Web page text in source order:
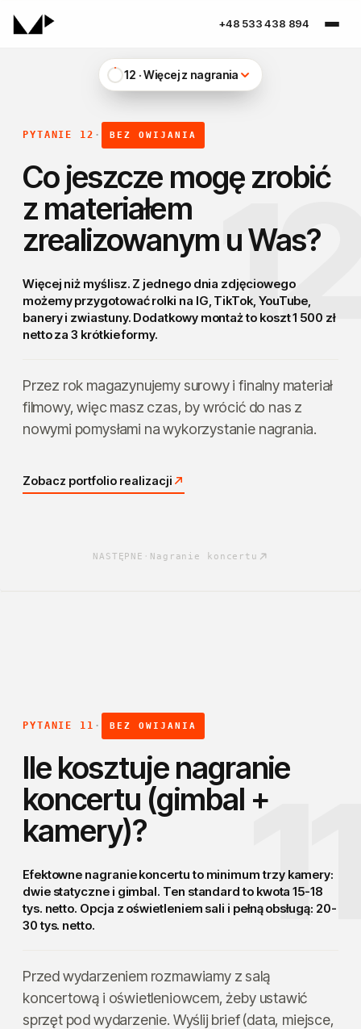
PYTANIE 12 · BEZ OWIJANIA
Co jeszcze mogę zrobić
z materiałem
zrealizowanym u Was?
Więcej niż myślisz. Z jednego dnia zdjęciowego
możemy przygotować rolki na IG, TikTok, YouTube,
banery i zwiastuny. Dodatkowy montaż to koszt 1 500 zł
netto za 3 krótkie formy.
Przez rok magazynujemy surowy i finalny materiał
filmowy, więc masz czas, by wrócić do nas z
nowymi pomysłami na wykorzystanie nagrania.
Zobacz portfolio realizacji
NASTĘPNE · Nagranie koncertu
PYTANIE 11 · BEZ OWIJANIA
Ile kosztuje nagranie
koncertu (gimbal +
kamery)?
Efektowne nagranie koncertu to minimum trzy kamery:
dwie statyczne i gimbal. Ten standard to kwota 15-18
tys. netto. Opcja z oświetleniem sali i pełną obsługą: 20-
30 tys. netto.
Przed wydarzeniem rozmawiamy z salą
koncertową i oświetleniowcem, żeby ustawić
sprzęt pod wydarzenie. Wyślij brief (data, miejsce,
+48 533 438 894
12 · Więcej z nagrania